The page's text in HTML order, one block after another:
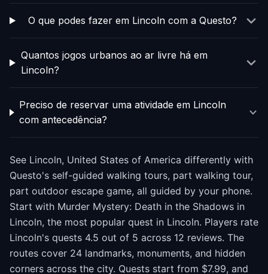
O que podes fazer em Lincoln com a Questo?
Quantos jogos urbanos ao ar livre há em
Lincoln?
Preciso de reservar uma atividade em Lincoln
com antecedência?
See Lincoln, United States of America differently with
Questo's self-guided walking tours, part walking tour,
part outdoor escape game, all guided by your phone.
Start with Murder Mystery: Death in the Shadows in
Lincoln, the most popular quest in Lincoln. Players rate
Lincoln's quests 4.5 out of 5 across 12 reviews. The
routes cover 24 landmarks, monuments, and hidden
corners across the city. Quests start from $7.99, and